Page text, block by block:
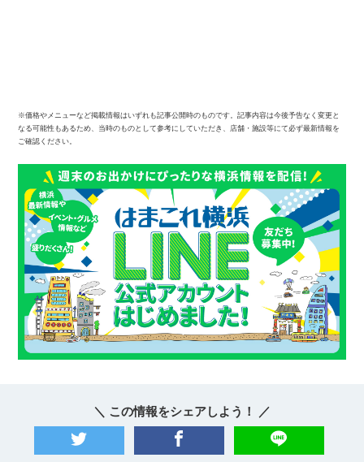
※価格やメニューなど掲載情報はいずれも記事公開時のものです。記事内容は今後予告なく変更と
なる可能性もあるため、当時のものとして参考にしていただき、店舗・施設等にて必ず最新情報を
ご確認ください。
＼ この情報をシェアしよう！ ／